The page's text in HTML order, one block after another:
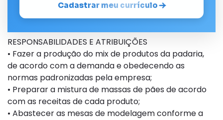
Cadastrar meu currículo
RESPONSABILIDADES E ATRIBUIÇÕES
• Fazer a produção do mix de produtos da padaria,
de acordo com a demanda e obedecendo as
normas padronizadas pela empresa;
• Preparar a mistura de massas de pães de acordo
com as receitas de cada produto;
• Abastecer as mesas de modelagem conforme a